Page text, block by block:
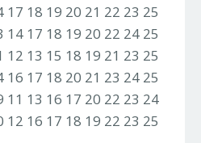
17 18 19 20 21 22 23 25
14 17 18 19 20 22 24 25
12 13 15 18 19 21 23 25
16 17 18 20 21 23 24 25
11 13 16 17 20 22 23 24
12 16 17 18 19 22 23 25